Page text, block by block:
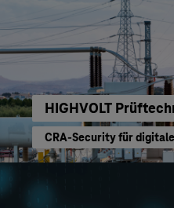
HIGHVOLT
CRA-Security für